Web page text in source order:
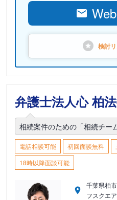
検討
弁護士法人心 柏
相続案件のための「相続チー
電話相談可能 初回面談無料
18時以降面談可能
千葉県柏
フスクエ